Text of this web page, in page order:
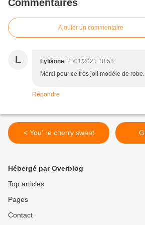
Commentaires
Ajouter un commentaire
L Lylianne 11/01/2021 10:58
Merci pour ce très joli modèle de robe.
Répondre
< You' re cherry sweet
Hébergé par Overblog
Top articles
Pages
Contact